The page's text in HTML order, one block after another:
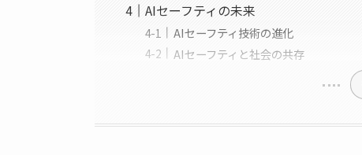
AIセーフティの未来
AIセーフティ技術の進化
AIセーフティと社会の共存